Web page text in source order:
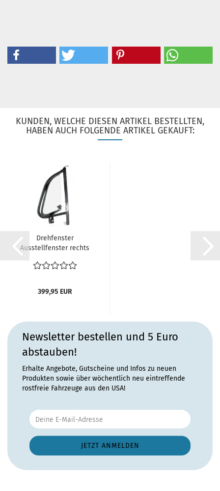
KUNDEN, WELCHE DIESEN ARTIKEL BESTELLTEN,
HABEN AUCH FOLGENDE ARTIKEL GEKAUFT:
Drehfenster
Ausstellfenster rechts
399,95 EUR
Newsletter bestellen und 5 Euro
abstauben!
Erhalte Angebote, Gutscheine und Infos zu neuen
Produkten sowie über wöchentlich neu eintreffende
rostfreie Fahrzeuge aus den USA!